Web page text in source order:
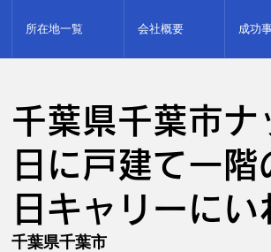
所在地一覧 会社概要 成功
千葉県千葉市
日に戸建て一
日キャリーに
千葉県千葉市